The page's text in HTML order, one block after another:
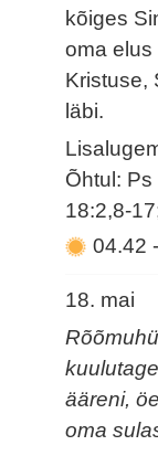
kõiges
oma
Kristuse,
läbi.
Õhtul:
18:2,8-
04.42-
18. mai
ääreni,
oma